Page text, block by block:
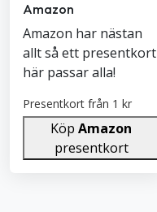
Amazon
Amazon har nästan
allt så ett presentkort
här passar alla!
Presentkort från 1 kr
Köp Amazon
presentkort